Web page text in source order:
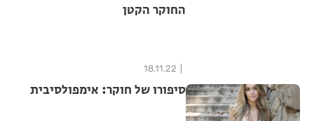
החוקר הקטן
18.11.22
סיפורו של חוקר: אימפולסיבית